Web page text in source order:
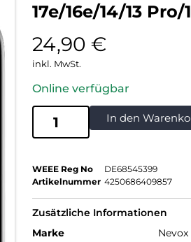
17e/16e/14/13
24,90 €
inkl. MwSt.
Online verfügbar
In den
WEEE Reg No
DE68545399
Artikelnummer 4250686409857
Zusätzliche Informationen
Marke
Nevox